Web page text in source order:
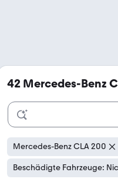
42 Mercedes-Benz
Mercedes-Benz CLA 200
Beschädigte Fahrzeuge: